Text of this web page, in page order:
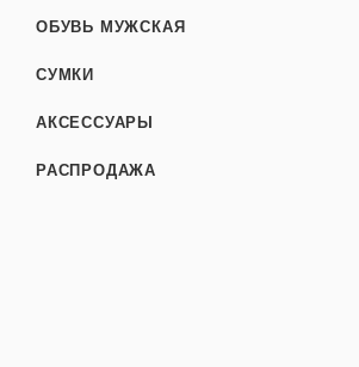
ОБУВЬ МУЖСКАЯ
СУМКИ
АКСЕССУАРЫ
РАСПРОДАЖА